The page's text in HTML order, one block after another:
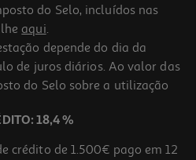
2.3
Q.1538
do Selo, incluídos nas
aqui.
depende do dia da
de juros diários. Ao valor das
do Selo sobre a utilização
18,4 %
crédito de 1.500€ pago em 12